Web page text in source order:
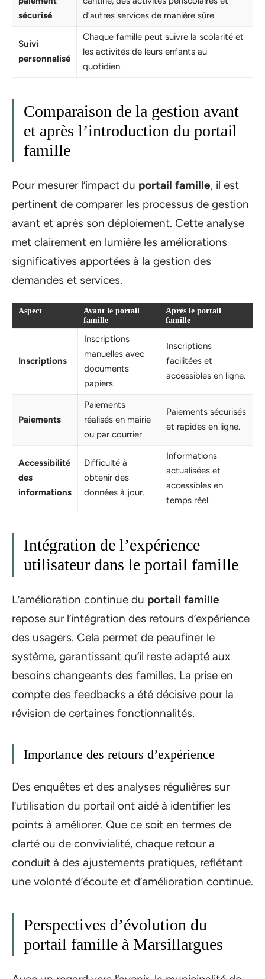
sécurisé
d’autres services de manière sûre.
Suivi
personnalisé
Chaque famille peut suivre la scolarité et
les activités de leurs enfants au
quotidien.
Comparaison de la gestion avant
et après l’introduction du portail
famille
Pour mesurer l’impact du portail famille, il est
pertinent de comparer les processus de gestion
avant et après son déploiement. Cette analyse
met clairement en lumière les améliorations
significatives apportées à la gestion des
demandes et services.
Aspect
Avant le portail
famille
Après le portail
famille
Inscriptions
Inscriptions
manuelles avec
documents
papiers.
Inscriptions
facilitées et
accessibles en ligne.
Paiements
Paiements
réalisés en mairie
ou par courrier.
Paiements sécurisés
et rapides en ligne.
Accessibilité
des
informations
Difficulté à
obtenir des
données à jour.
Informations
actualisées et
accessibles en
temps réel.
Intégration de l’expérience
utilisateur dans le portail famille
L’amélioration continue du portail famille
repose sur l’intégration des retours d’expérience
des usagers. Cela permet de peaufiner le
système, garantissant qu’il reste adapté aux
besoins changeants des familles. La prise en
compte des feedbacks a été décisive pour la
révision de certaines fonctionnalités.
Importance des retours d’expérience
Des enquêtes et des analyses régulières sur
l’utilisation du portail ont aidé à identifier les
points à améliorer. Que ce soit en termes de
clarté ou de convivialité, chaque retour a
conduit à des ajustements pratiques, reflétant
une volonté d’écoute et d’amélioration continue.
Perspectives d’évolution du
portail famille à Marsillargues